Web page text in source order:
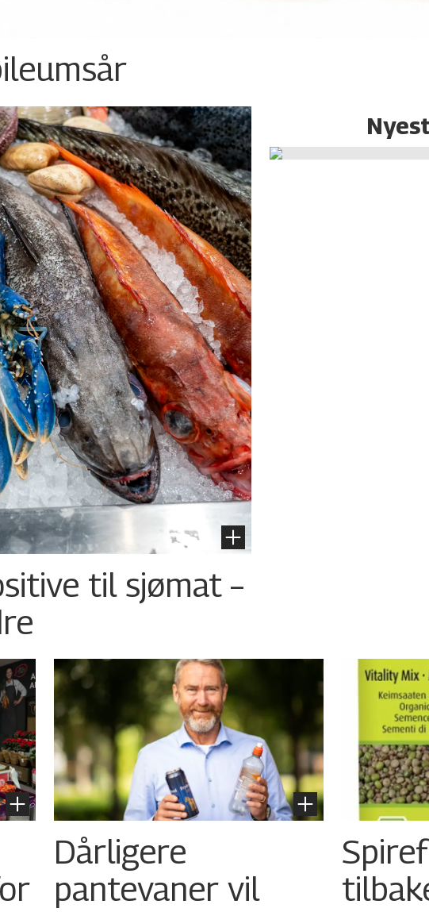
til sjømat –
Dårligere
pantevaner vil